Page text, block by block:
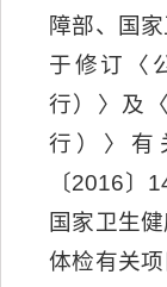
障部、国
于修订〈
行）〉及
行）〉有
〔2016〕
国家卫生
体检有关